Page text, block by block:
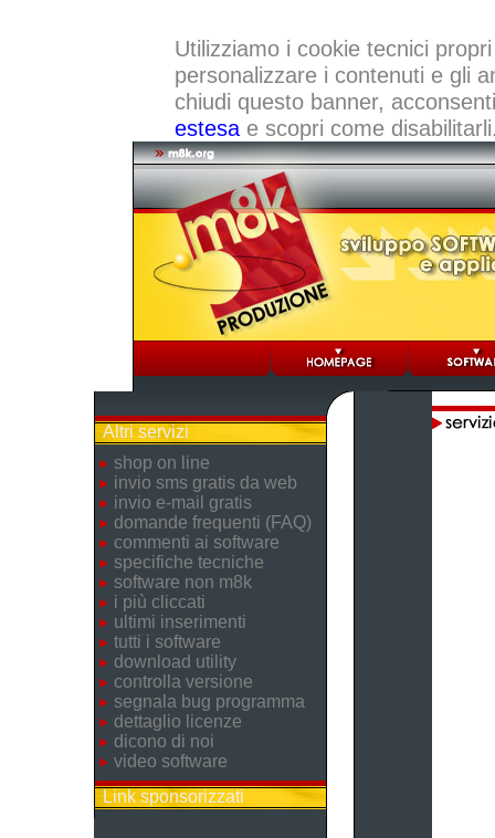
Utilizziamo i cookie tecnici
personalizzare i contenuti e gli
chiudi questo banner,
estesae scopri come
Altri servizi
shop on line
invio sms gratis da web
invio e-mail gratis
domande frequenti (FAQ)
commenti ai software
specifiche tecniche
software non m8k
i più cliccati
ultimi inserimenti
tutti i software
download utility
controlla versione
segnala bug programma
dettaglio licenze
dicono di noi
video software
Link sponsorizzati